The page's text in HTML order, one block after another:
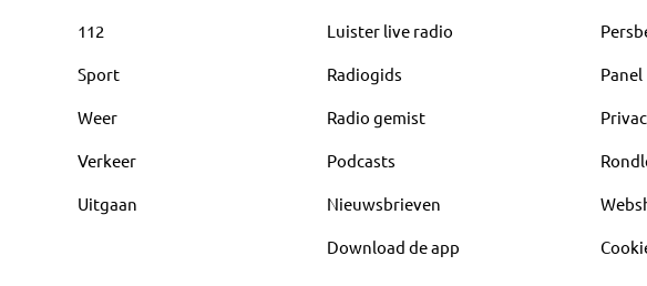
112
Sport
Weer
Verkeer
Uitgaan
Luister live radio
Radiogids
Radio gemist
Podcasts
Nieuwsbrieven
Download de app
Panel